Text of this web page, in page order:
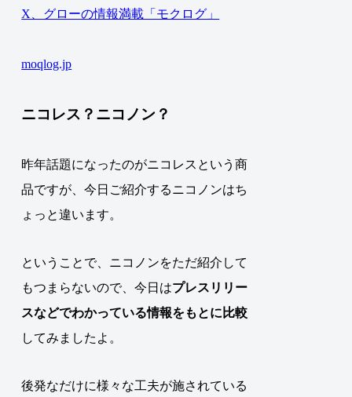
X、グローの情報満載「モクログ」
moqlog.jp
ニコレス？ニコノン？
昨年話題になったのがニコレスという商
品ですが、今日ご紹介するニコノンはち
ょっと違います。
ということで、ニコノンをただ紹介して
もつまらないので、今日はプレスリリー
スなどでわかっている情報をもとに 比較
してみましたよ。
後発なだけに様々な工夫が施されている